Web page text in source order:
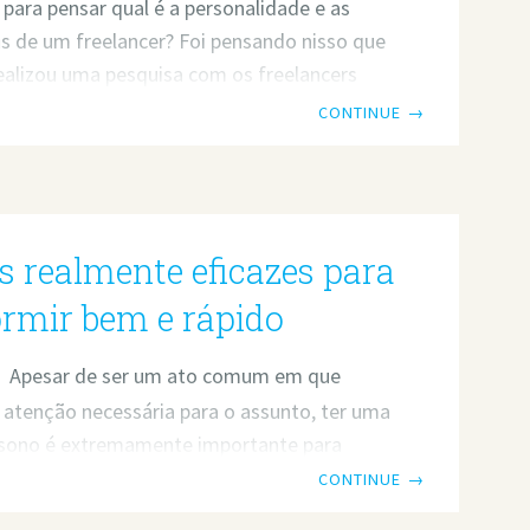
pensar qual é a personalidade e as
de um freelancer? Foi pensando nisso que
uma pesquisa com os freelancers
usuários do nosso site com o intuito de
assim como os maiores desafios e
profissionais. Quer conhecer melhor os
CONTINUE →
realmente eficazes para
bem e rápido
Apesar de ser um ato comum em que
necessária para o assunto, ter uma
é extremamente importante para
e ajuda a manter a concentração que oCONTINUE →